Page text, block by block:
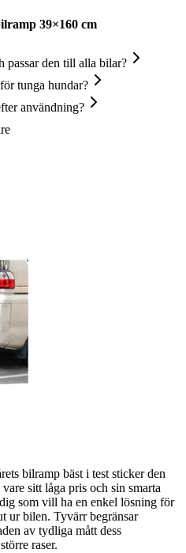
39×160 cm
passar den till alla bilar?
tunga hundar?
användning?
bilramp bäst i test sticker den
sitt låga pris och sin smarta
som vill ha en enkel lösning för
ur bilen. Tyvärr begränsar
av tydliga mått dess
raser.